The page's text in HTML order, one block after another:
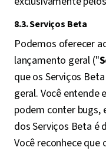
8.3. Serviços Beta
Podemos oferecer
lançamento geral ("
que os Serviços
geral. Você entende
podem conter bugs,
dos Serviços Beta é
Você reconhece que